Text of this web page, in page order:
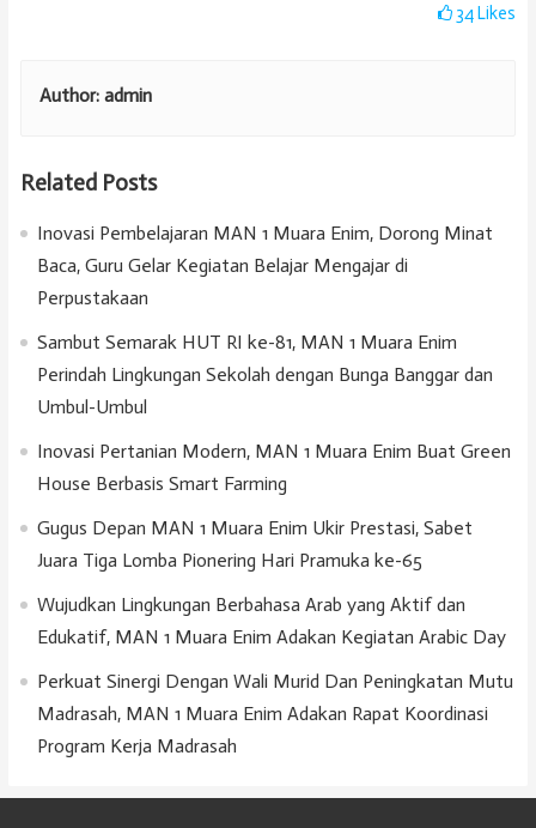
34Likes
Author: admin
Related Posts
Inovasi Pembelajaran MAN 1 Muara Enim, Dorong Minat
Baca, Guru Gelar Kegiatan Belajar Mengajar di
Perpustakaan
Sambut Semarak HUT RI ke-81, MAN 1 Muara Enim
Perindah Lingkungan Sekolah dengan Bunga Banggar dan
Umbul-Umbul
Inovasi Pertanian Modern, MAN 1 Muara Enim Buat Green
House Berbasis Smart Farming
Gugus Depan MAN 1 Muara Enim Ukir Prestasi, Sabet
Juara Tiga Lomba Pionering Hari Pramuka ke-65
Wujudkan Lingkungan Berbahasa Arab yang Aktif dan
Edukatif, MAN 1 Muara Enim Adakan Kegiatan Arabic Day
Perkuat Sinergi Dengan Wali Murid Dan Peningkatan Mutu
Madrasah, MAN 1 Muara Enim Adakan Rapat Koordinasi
Program Kerja Madrasah